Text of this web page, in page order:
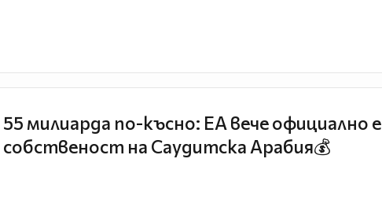
55 милиарда по-късно: EA вече официално е
собственост на Саудитска Арабия💰